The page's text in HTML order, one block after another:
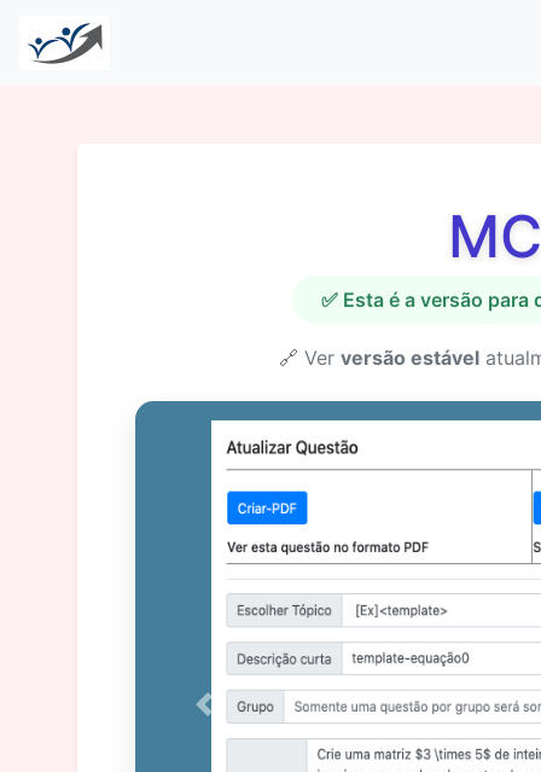
✅ Esta é a versão
🔗 Ver versão estável
Previous